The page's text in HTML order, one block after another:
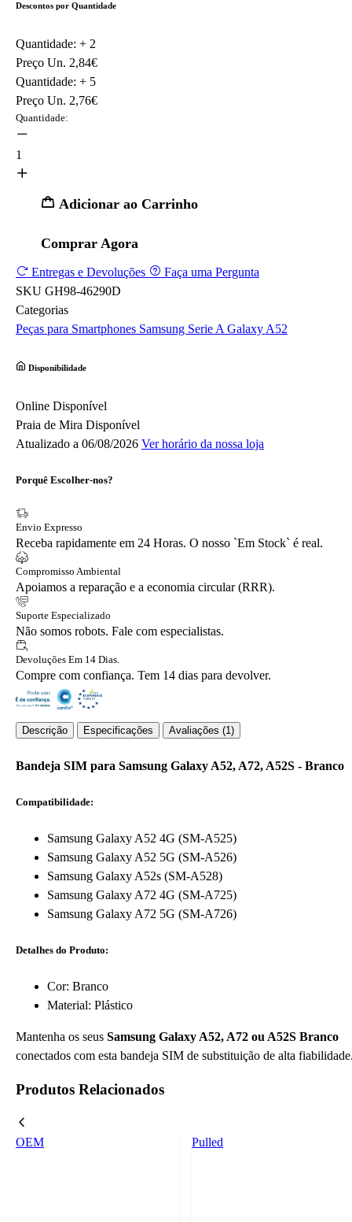
Descontos por Quantidade
Quantidade: + 2
Preço Un. 2,84€
Quantidade: + 5
Preço Un. 2,76€
Quantidade:
1
Adicionar ao Carrinho
Comprar Agora
Entregas e Devoluções
Faça uma Pergunta
SKU GH98-46290D
Categorias
Peças para Smartphones Samsung Serie A Galaxy A52
Disponibilidade
Online Disponível
Praia de Mira Disponível
Atualizado a 06/08/2026 Ver horário da nossa loja
Porquê Escolher-nos?
Envio Expresso
Receba rapidamente em 24 Horas. O nosso `Em Stock` é real.
Compromisso Ambiental
Apoiamos a reparação e a economia circular (RRR).
Suporte Especializado
Não somos robots. Fale com especialistas.
Devoluções Em 14 Dias.
Compre com confiança. Tem 14 dias para devolver.
Descrição Especificações Avaliações (1)
Bandeja SIM para Samsung Galaxy A52, A72, A52S - Branco
Compatibilidade:
Samsung Galaxy A52 4G (SM-A525)
Samsung Galaxy A52 5G (SM-A526)
Samsung Galaxy A52s (SM-A528)
Samsung Galaxy A72 4G (SM-A725)
Samsung Galaxy A72 5G (SM-A726)
Detalhes do Produto:
Cor: Branco
Material: Plástico
Mantenha os seus Samsung Galaxy A52, A72 ou A52S Branco
conectados com esta bandeja SIM de substituição de alta
Produtos Relacionados
OEM Pulled